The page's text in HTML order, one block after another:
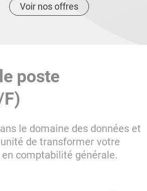
Voir nos offres
poste
le domaine des données et
de transformer votre
comptabilité générale.